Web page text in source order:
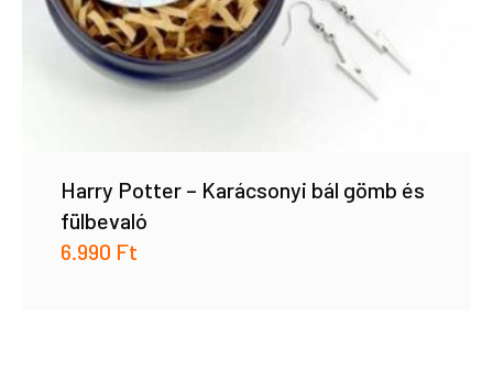
Harry Potter – Karácsonyi bál gömb és
fülbevaló
6.990 Ft